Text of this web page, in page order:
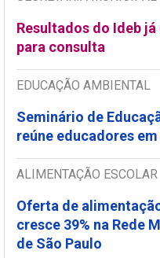
Resultados do Ideb
para consulta
EDUCAÇÃO AMBIENTAL
Seminário de
reúne educadores
ALIMENTAÇÃO ESCOLAR
Oferta de
cresce 39% na Rede
de São Paulo